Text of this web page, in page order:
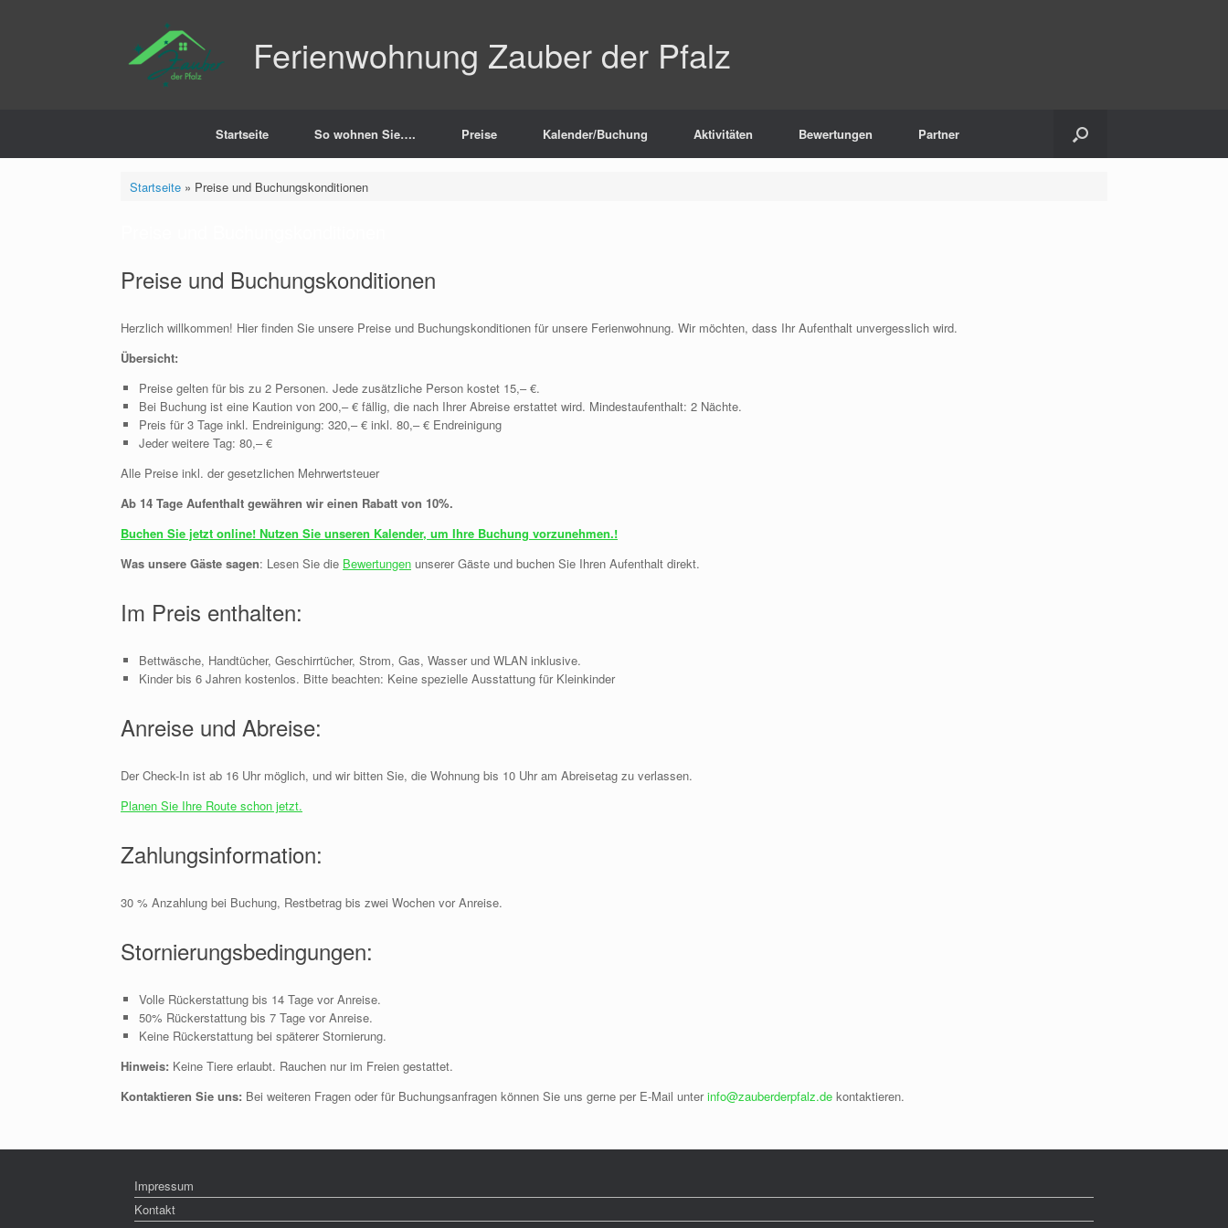
Ferienwohnung Zauber der Pfalz
Startseite So wohnen Sie…. Preise Kalender/Buchung Aktivitäten Bewertungen Partner
Startseite» Preise und Buchungskonditionen
Preise und Buchungskonditionen
Herzlich willkommen! Hier finden Sie unsere Preise und Buchungskonditionen für unsere Ferienwohnung. Wir möchten, dass Ihr Aufenthalt unvergesslich wird.
Übersicht:
Preise gelten für bis zu 2 Personen. Jede zusätzliche Person kostet 15,– €.
Bei Buchung ist eine Kaution von 200,– € fällig, die nach Ihrer Abreise erstattet wird. Mindestaufenthalt: 2 Nächte.
Preis für 3 Tage inkl. Endreinigung: 320,– € inkl. 80,– € Endreinigung
Jeder weitere Tag: 80,– €
Alle Preise inkl. der gesetzlichen Mehrwertsteuer
Ab 14 Tage Aufenthalt gewähren wir einen Rabatt von 10%.
Buchen Sie jetzt online! Nutzen Sie unseren Kalender, um Ihre Buchung vorzunehmen.!
Was unsere Gäste sagen: Lesen Sie die Bewertungen unserer Gäste und buchen Sie Ihren Aufenthalt direkt.
Im Preis enthalten:
Bettwäsche, Handtücher, Geschirrtücher, Strom, Gas, Wasser und WLAN inklusive.
Kinder bis 6 Jahren kostenlos. Bitte beachten: Keine spezielle Ausstattung für Kleinkinder
Anreise und Abreise:
Der Check-In ist ab 16 Uhr möglich, und wir bitten Sie, die Wohnung bis 10 Uhr am Abreisetag zu verlassen.
Planen Sie Ihre Route schon jetzt.
Zahlungsinformation:
30 % Anzahlung bei Buchung, Restbetrag bis zwei Wochen vor Anreise.
Stornierungsbedingungen:
Volle Rückerstattung bis 14 Tage vor Anreise.
50% Rückerstattung bis 7 Tage vor Anreise.
Keine Rückerstattung bei späterer Stornierung.
Hinweis: Keine Tiere erlaubt. Rauchen nur im Freien gestattet.
Kontaktieren Sie uns: Bei weiteren Fragen oder für Buchungsanfragen können Sie uns gerne per E-Mail unterinfo@zauberderpfalz.de kontaktieren.
Impressum
Kontakt